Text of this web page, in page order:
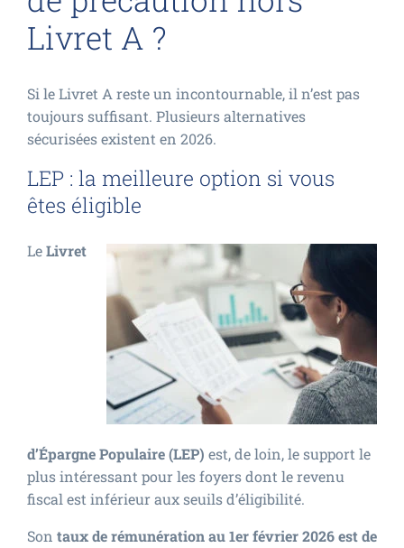
Livret A ?
Si le Livret A reste un incontournable, il n’est pas
toujours suffisant. Plusieurs alternatives
sécurisées existent en 2026.
LEP : la meilleure option si vous
êtes éligible
LeLivret
d’Épargne Populaire (LEP) est, de loin, le support le
plus intéressant pour les foyers dont le revenu
fiscal est inférieur aux seuils d’éligibilité.
Son taux de rémunération au 1er février 2026 est de